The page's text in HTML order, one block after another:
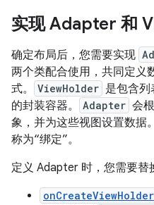
实现 Adapter 和
确定布局后，您需要实现
两个类配合使用，共同定义
式。
ViewHolder 是包含列
的封装容器。 Adapter 会
象，并为这些视图设置数据
称为“绑定”。
定义 Adapter 时，您需要替